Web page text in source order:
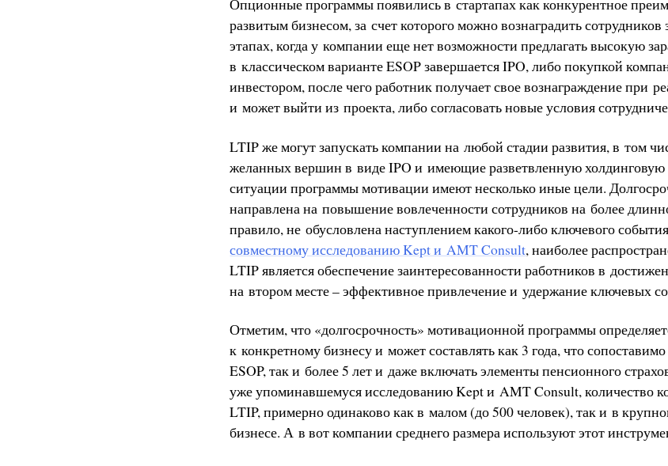
Опционные программы появились в стартапах как конкурентное
развитым бизнесом, за счет которого можно вознаградить
этапах, когда у компании еще нет возможности предлагать высокую
в классическом варианте ESOP завершается IPO, либо покупкой
инвестором, после чего работник получает свое вознаграждение при
и может выйти из проекта, либо согласовать новые условия
LTIP же могут запускать компании на любой стадии развития, в том
желанных вершин в виде IPO и имеющие разветвленную холдинговую
ситуации программы мотивации имеют несколько иные цели.
направлена на повышение вовлеченности сотрудников на более
правило, не обусловлена наступлением какого-либо ключевого
совместному исследованию Kept и AMT Consult, наиболее
LTIP является обеспечение заинтересованности работников в
на втором месте – эффективное привлечение и удержание ключевых
Отметим, что «долгосрочность» мотивационной программы
к конкретному бизнесу и может составлять как 3 года, что
ESOP, так и более 5 лет и даже включать элементы пенсионного
уже упоминавшемуся исследованию Kept и AMT Consult, количество
LTIP, примерно одинаково как в малом (до 500 человек), так и в
бизнесе. А в вот компании среднего размера используют этот